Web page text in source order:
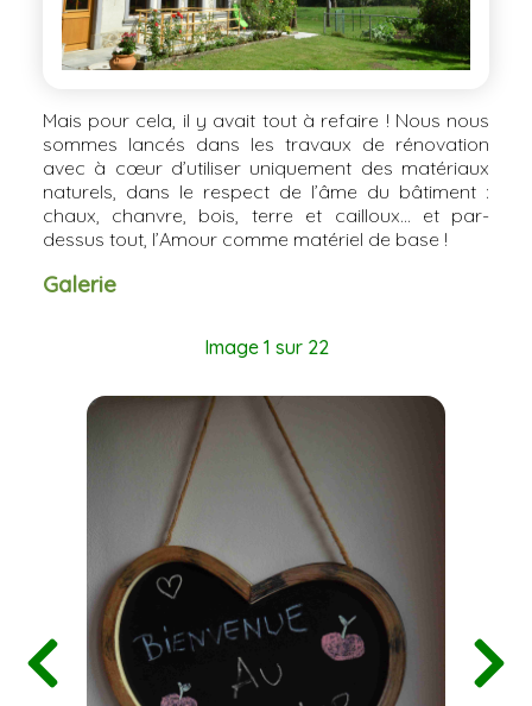
Mais pour cela, il y avait tout à refaire ! Nous nous
sommes lancés dans les travaux de rénovation
avec à cœur d’utiliser uniquement des matériaux
naturels, dans le respect de l’âme du bâtiment :
chaux, chanvre, bois, terre et cailloux… et par-
dessus tout, l’Amour comme matériel de base !
Galerie
Image 1 sur 22